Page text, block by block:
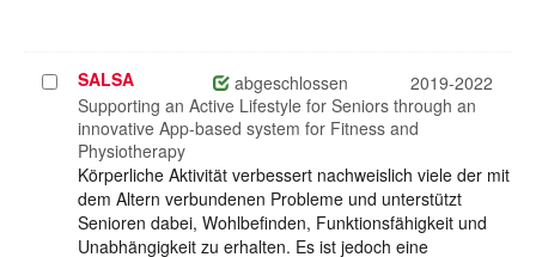
Projekt
auswählen
SALSA abgeschlossen
2019-2022
Supporting an Active Lifestyle for Seniors through an
innovative App-based system for Fitness and
Physiotherapy
Körperliche Aktivität verbessert nachweislich viele der mit
dem Altern verbundenen Probleme und unterstützt
Senioren dabei, Wohlbefinden, Funktionsfähigkeit und
Unabhängigkeit zu erhalten. Es ist jedoch eine